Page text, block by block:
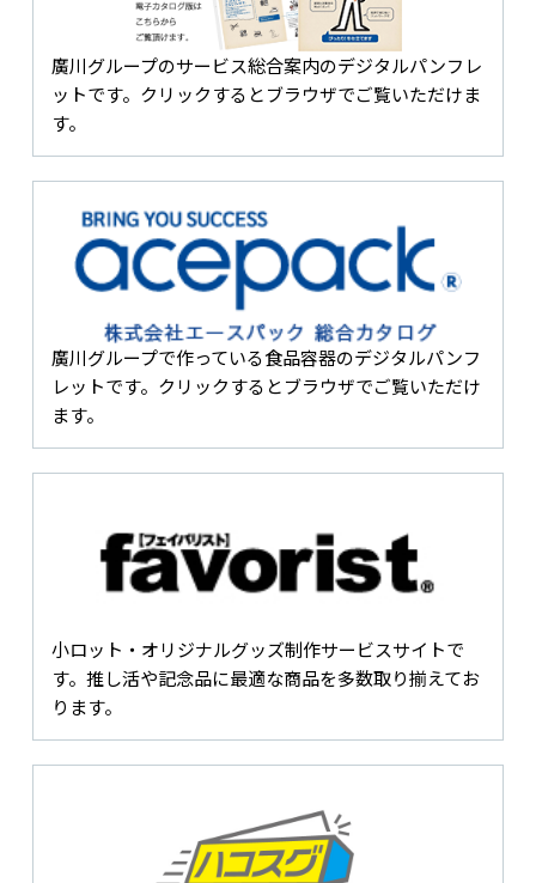
廣川グループのサービス総合案内のデジタルパンフレ
ットです。クリックするとブラウザでご覧いただけま
す。
廣川グループで作っている食品容器のデジタルパンフ
レットです。クリックするとブラウザでご覧いただけ
ます。
小ロット・オリジナルグッズ制作サービスサイトで
す。推し活や記念品に最適な商品を多数取り揃えてお
ります。